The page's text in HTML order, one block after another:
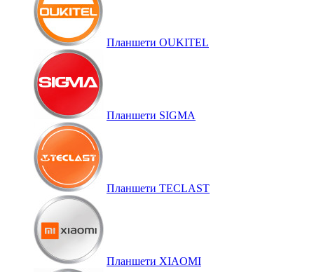
Планшети OUKITEL
Планшети SIGMA
Планшети TECLAST
Планшети XIAOMI